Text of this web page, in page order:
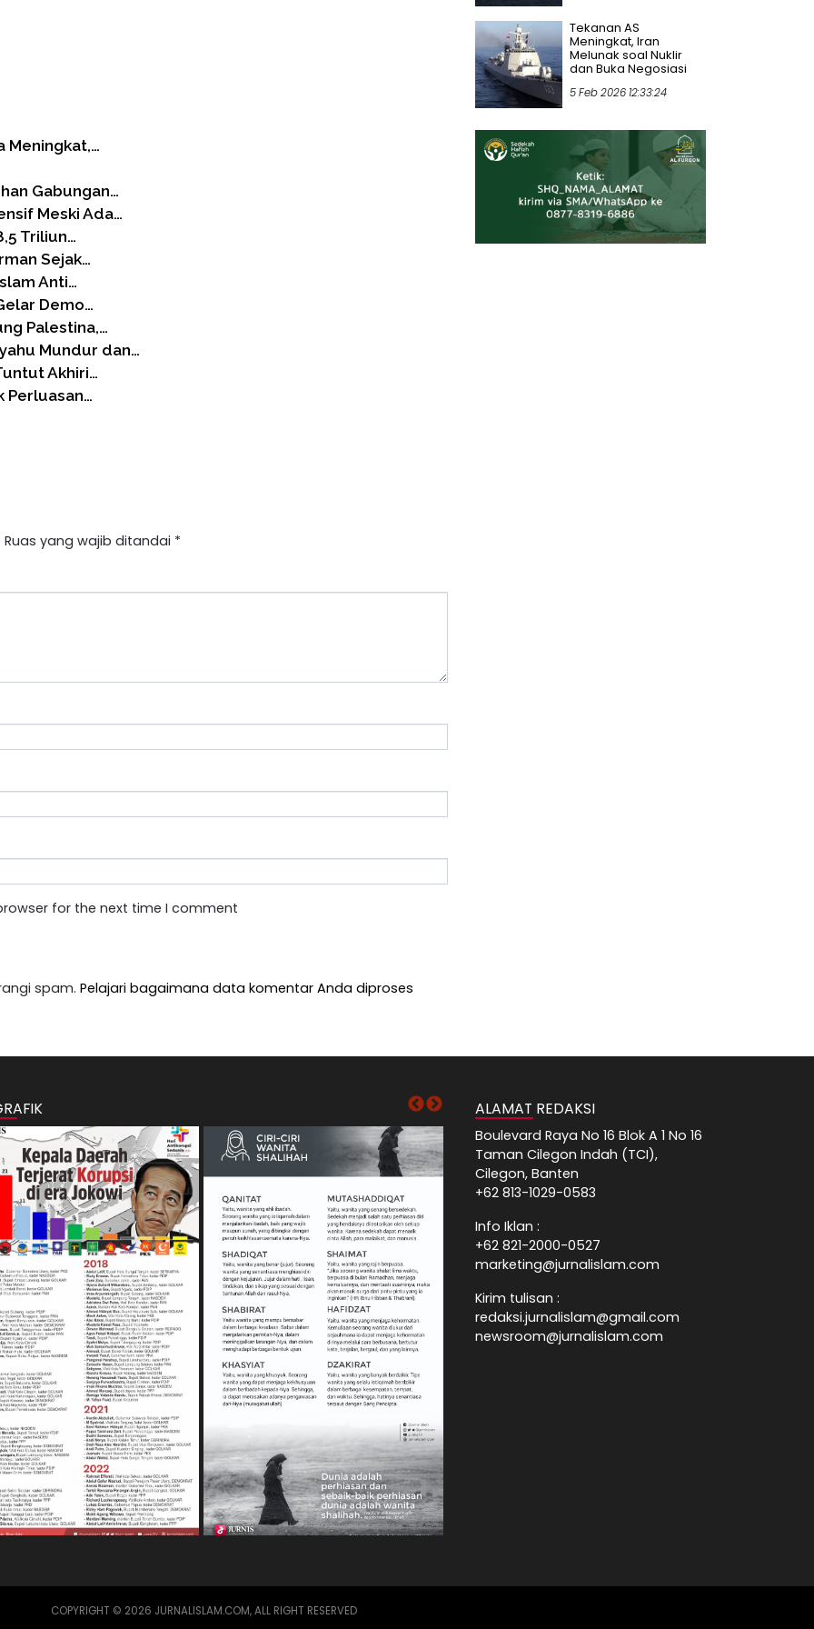
Meningkat,…
Gabungan…
Meski Ada…
Triliun…
Sejak…
Anti…
Demo…
Palestina,…
Mundur dan…
Akhiri…
Perluasan…
Ruas yang wajib ditandai *
for the next time I comment
spam. Pelajari bagaimana data komentar Anda diproses
Tekanan AS
Meningkat, Iran
Melunak soal Nuklir
dan Buka Negosiasi
5 Feb 2026 12:33:24
ALAMAT REDAKSI
Boulevard Raya No 16 Blok A 1 No 16
Taman Cilegon Indah (TCI),
Cilegon, Banten
+62 813-1029-0583
Info Iklan :
+62 821-2000-0527
marketing@jurnalislam.com
Kirim tulisan :
redaksi.jurnalislam@gmail.com
newsroom@jurnalislam.com
COPYRIGHT © 2026 JURNALISLAM.COM, ALL RIGHT RESERVED